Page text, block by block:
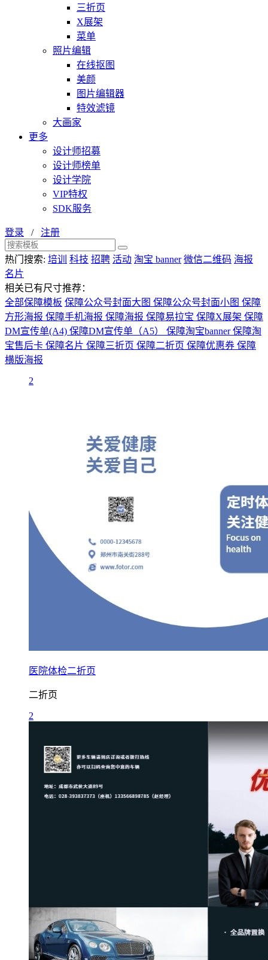
三折页
X展架
菜单
照片编辑
在线抠图
美颜
图片编辑器
特效滤镜
大画家
更多
设计师招募
设计师榜单
设计学院
VIP特权
SDK服务
登录 / 注册
热门搜索: 培训 科技 招聘 活动 淘宝 banner 微信二维码 海报
名片
相关已有尺寸推荐：
全部保障模板 保障公众号封面大图 保障公众号封面小图 保障
方形海报 保障手机海报 保障海报 保障易拉宝 保障X展架 保障
DM宣传单(A4) 保障DM宣传单（A5） 保障淘宝banner保障淘
宝售后卡 保障名片 保障三折页 保障二折页 保障优惠券 保障
横版海报
2
医院体检二折页
二折页
2